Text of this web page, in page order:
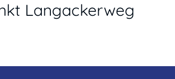
Langackerweg